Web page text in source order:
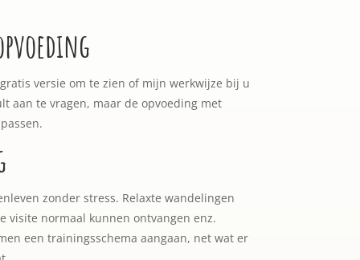
versie om te zien of mijn werkwijze bij u
aan te vragen, maar de opvoeding met
zonder stress. Relaxte wandelingen
visite normaal kunnen ontvangen enz.
een trainingsschema aangaan, net wat er